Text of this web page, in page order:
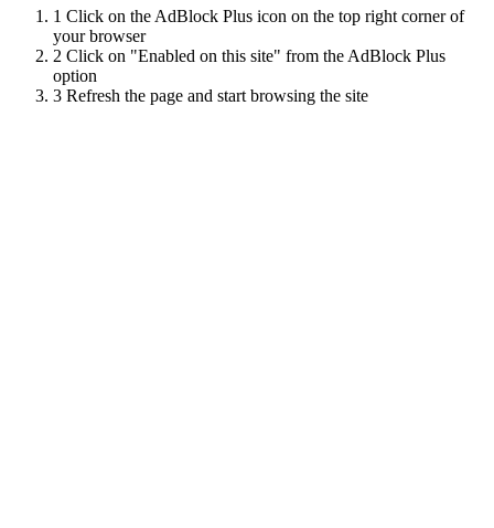
1 Click on the AdBlock Plus icon on the top right corner of
your browser
2 Click on "Enabled on this site" from the AdBlock Plus
option
3 Refresh the page and start browsing the site